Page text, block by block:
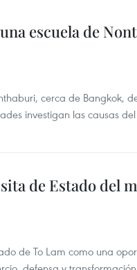
escuela de
cerca de Bangkok,
investigan las causas
de Estado del
de To Lam como una